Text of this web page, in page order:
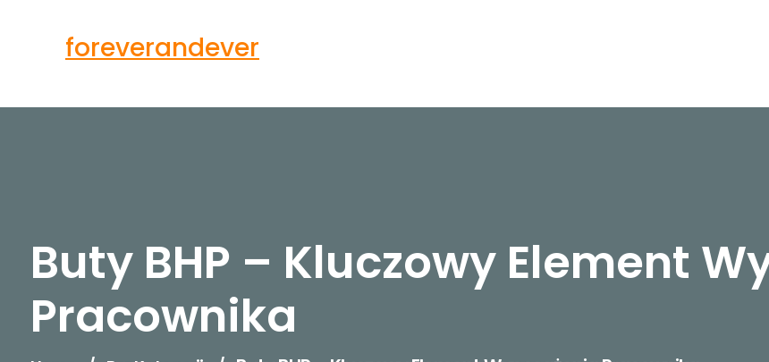
foreverandever
Buty BHP – Kluczowy Element
Pracownika